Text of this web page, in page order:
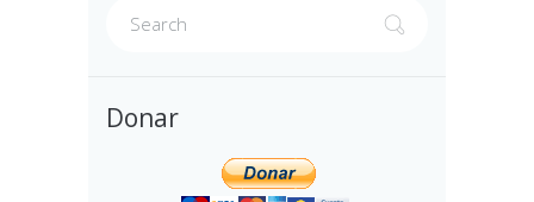
Donar